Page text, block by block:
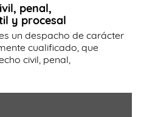
penal,
y procesal
un despacho de carácter
cualificado, que
civil, penal,